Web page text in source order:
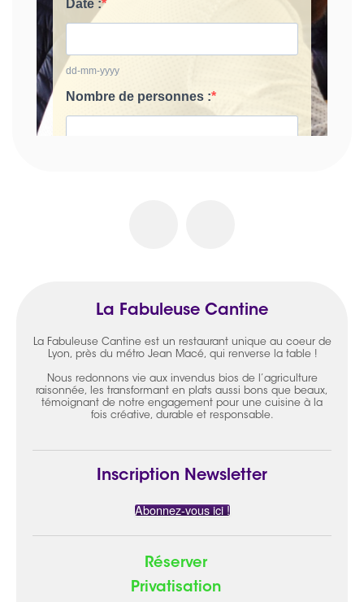
La Fabuleuse Cantine
La Fabuleuse Cantine est un restaurant unique au coeur de
Lyon, près du métro Jean Macé, qui renverse la table !
Nous redonnons vie aux invendus bios de l’agriculture
raisonnée, les transformant en plats aussi bons que beaux,
témoignant de notre engagement pour une cuisine à la
fois créative, durable et responsable.
Inscription Newsletter
Abonnez-vous ici !
Réserver
Privatisation